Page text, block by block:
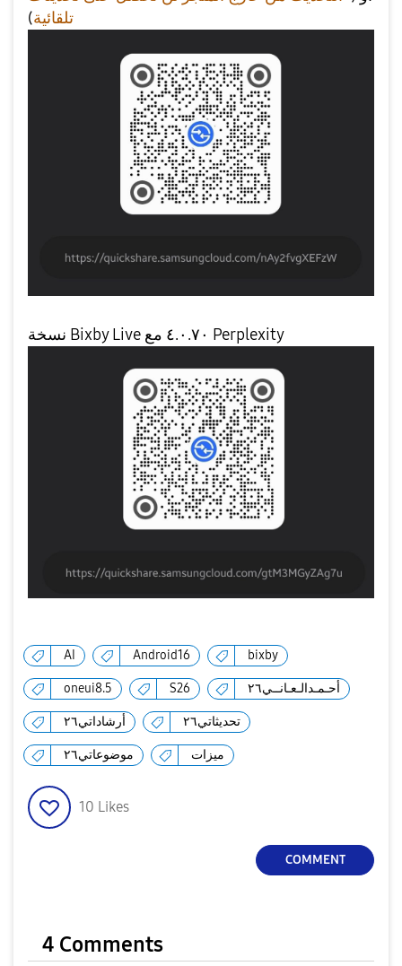
تلقائية)
نسخة Bixby Live ٤.٠.٧٠ مع Perplexity
AI Android16 bixby
oneui8.5 S26 أحـمـدالـعـانــي٢٦
أرشاداتي٢٦ تحديثاتي٢٦
موضوعاتي٢٦ ميزات
10 Likes
COMMENT
4 Comments